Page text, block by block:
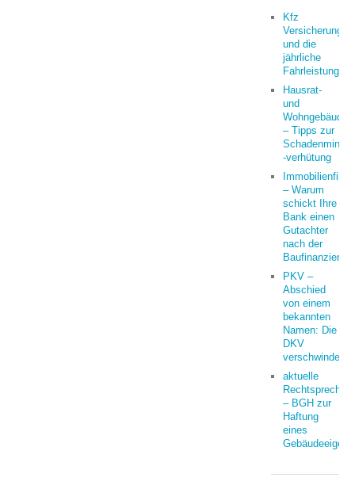
Kfz
Versicherung
und die
jährliche
Fahrleistung
Hausrat-
und
– Tipps zur
-verhütung
– Warum
schickt Ihre
Bank einen
Gutachter
nach der
PKV –
Abschied
von einem
bekannten
Namen: Die
DKV
verschwindet
aktuelle
– BGH zur
Haftung
eines